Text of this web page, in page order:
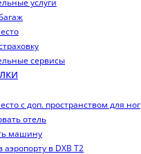
услуги
сервисы
с доп. пространством для ног
отель
машину
аэропорту в DXB T2